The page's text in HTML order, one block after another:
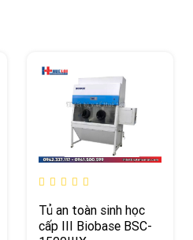
Tủ an toàn sinh học
cấp III Biobase BSC-